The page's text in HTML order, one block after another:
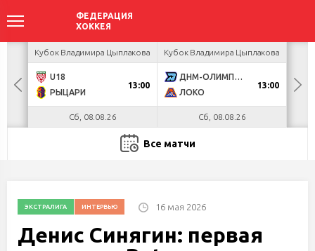
Кубок Владимира Цыплакова
U18
РЫЦАРИ
13:00
Сб, 08.08.26
Кубок Владимира Цыплакова
ДНМ-ОЛИМПИК
ЛОКО
13:00
Сб, 08.08.26
Все матчи
ЭКСТРАЛИГА ИНТЕРВЬЮ 16 мая 2026
Денис Синягин: первая